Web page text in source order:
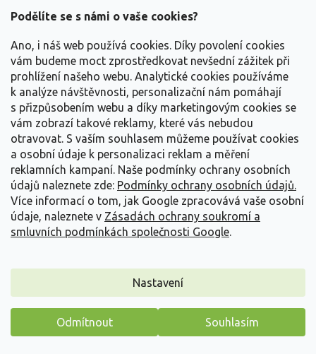
Podělíte se s námi o vaše cookies?
Ano, i náš web používá cookies. Díky povolení cookies
vám budeme moct zprostředkovat nevšední zážitek při
prohlížení našeho webu. Analytické cookies používáme
k analýze návštěvnosti, personalizační nám pomáhají
s přizpůsobením webu a díky marketingovým cookies se
vám zobrazí takové reklamy, které vás nebudou
otravovat. S vaším souhlasem můžeme používat cookies
a osobní údaje k personalizaci reklam a měření
reklamních kampaní. Naše podmínky ochrany osobních
údajů naleznete zde: Podmínky ochrany osobních údajů.
Více informací o tom, jak Google zpracovává vaše osobní
údaje, naleznete v Zásadách ochrany soukromí a
smluvních podmínkách společnosti Google.
Nastavení
Odmítnout Souhlasím
Prvosenka jarní - Primula veris
Vonná jarní trvalka pro přírodní výsadby, která v dubnu a květnu
nese jednostranné okolíky žlutých...
Máme pro vás malý dárek